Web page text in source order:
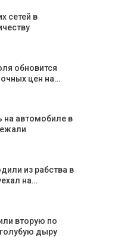
сетей в
обновится
цен на…
на автомобиле в
из рабства в
на…
вторую по
дыру